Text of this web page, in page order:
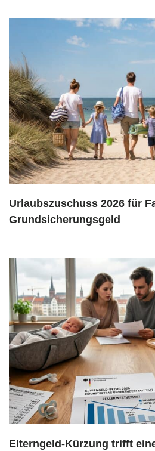
Urlaubszuschuss 2026 für
Grundsicherungsgeld
Elterngeld-Kürzung trifft